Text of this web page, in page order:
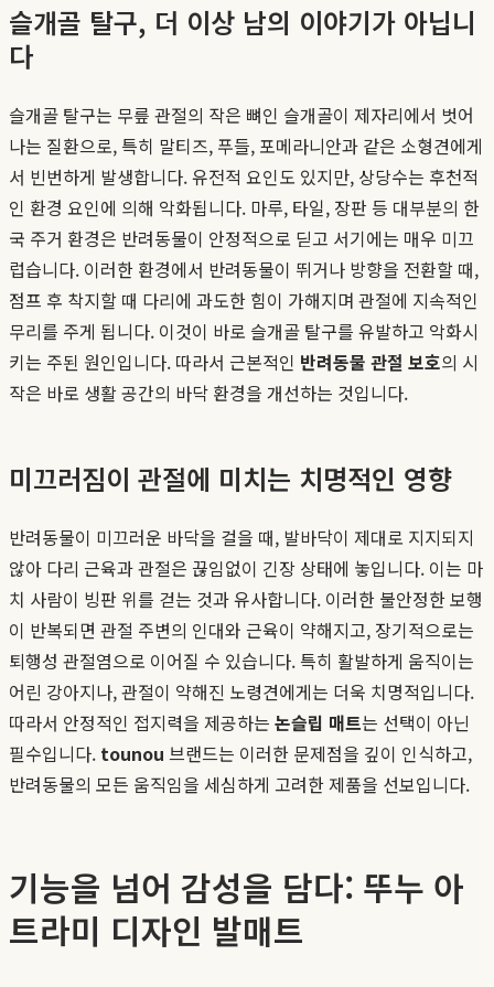
슬개골 탈구, 더 이상 남의 이야기가 아닙니
다
슬개골 탈구는 무릎 관절의 작은 뼈인 슬개골이 제자리에서 벗어
나는 질환으로, 특히 말티즈, 푸들, 포메라니안과 같은 소형견에게
서 빈번하게 발생합니다. 유전적 요인도 있지만, 상당수는 후천적
인 환경 요인에 의해 악화됩니다. 마루, 타일, 장판 등 대부분의 한
국 주거 환경은 반려동물이 안정적으로 딛고 서기에는 매우 미끄
럽습니다. 이러한 환경에서 반려동물이 뛰거나 방향을 전환할 때,
점프 후 착지할 때 다리에 과도한 힘이 가해지며 관절에 지속적인
무리를 주게 됩니다. 이것이 바로 슬개골 탈구를 유발하고 악화시
키는 주된 원인입니다. 따라서 근본적인 반려동물 관절 보호의 시
작은 바로 생활 공간의 바닥 환경을 개선하는 것입니다.
미끄러짐이 관절에 미치는 치명적인 영향
반려동물이 미끄러운 바닥을 걸을 때, 발바닥이 제대로 지지되지
않아 다리 근육과 관절은 끊임없이 긴장 상태에 놓입니다. 이는 마
치 사람이 빙판 위를 걷는 것과 유사합니다. 이러한 불안정한 보행
이 반복되면 관절 주변의 인대와 근육이 약해지고, 장기적으로는
퇴행성 관절염으로 이어질 수 있습니다. 특히 활발하게 움직이는
어린 강아지나, 관절이 약해진 노령견에게는 더욱 치명적입니다.
따라서 안정적인 접지력을 제공하는 논슬립 매트는 선택이 아닌
필수입니다. tounou 브랜드는 이러한 문제점을 깊이 인식하고,
반려동물의 모든 움직임을 세심하게 고려한 제품을 선보입니다.
기능을 넘어 감성을 담다: 뚜누 아
트라미 디자인 발매트